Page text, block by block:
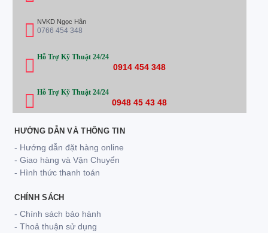
NVKD Ngọc Hân
0766 454 348
Hỗ Trợ Kỹ Thuật 24/24
0914 454 348
Hỗ Trợ Kỹ Thuật 24/24
0948 45 43 48
HƯỚNG DẪN VÀ THÔNG TIN
- Hướng dẫn đặt hàng online
- Giao hàng và Vận Chuyển
- Hình thức thanh toán
CHÍNH SÁCH
- Chính sách bảo hành
- Thoả thuận sử dụng